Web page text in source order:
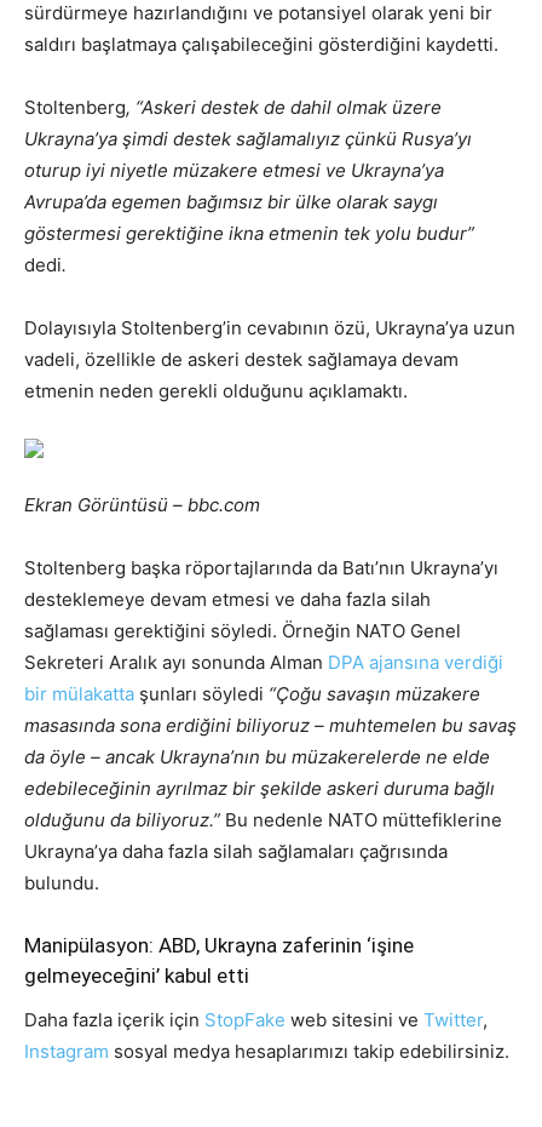
sürdürmeye hazırlandığını ve potansiyel olarak yeni bir
saldırı başlatmaya çalışabileceğini gösterdiğini kaydetti.
Stoltenberg, “Askeri destek de dahil olmak üzere
Ukrayna’ya şimdi destek sağlamalıyız çünkü Rusya’yı
oturup iyi niyetle müzakere etmesi ve Ukrayna’ya
Avrupa’da egemen bağımsız bir ülke olarak saygı
göstermesi gerektiğine ikna etmenin tek yolu budur”
dedi.
Dolayısıyla Stoltenberg’in cevabının özü, Ukrayna’ya uzun
vadeli, özellikle de askeri destek sağlamaya devam
etmenin neden gerekli olduğunu açıklamaktı.
Ekran Görüntüsü – bbc.com
Stoltenberg başka röportajlarında da Batı’nın Ukrayna’yı
desteklemeye devam etmesi ve daha fazla silah
sağlaması gerektiğini söyledi. Örneğin NATO Genel
Sekreteri Aralık ayı sonunda Alman DPA ajansına verdiği
bir mülakatta şunları söyledi “Çoğu savaşın müzakere
masasında sona erdiğini biliyoruz – muhtemelen bu savaş
da öyle – ancak Ukrayna’nın bu müzakerelerde ne elde
edebileceğinin ayrılmaz bir şekilde askeri duruma bağlı
olduğunu da biliyoruz.” Bu nedenle NATO müttefiklerine
Ukrayna’ya daha fazla silah sağlamaları çağrısında
bulundu.
Manipülasyon: ABD, Ukrayna zaferinin ‘işine
gelmeyeceğini’ kabul etti
Daha fazla içerik için StopFake web sitesini ve Twitter,
Instagram sosyal medya hesaplarımızı takip edebilirsiniz.